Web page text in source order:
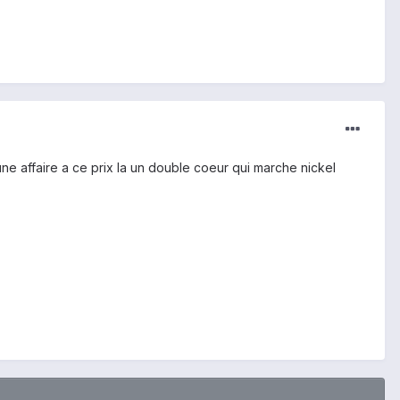
affaire a ce prix la un double coeur qui marche nickel